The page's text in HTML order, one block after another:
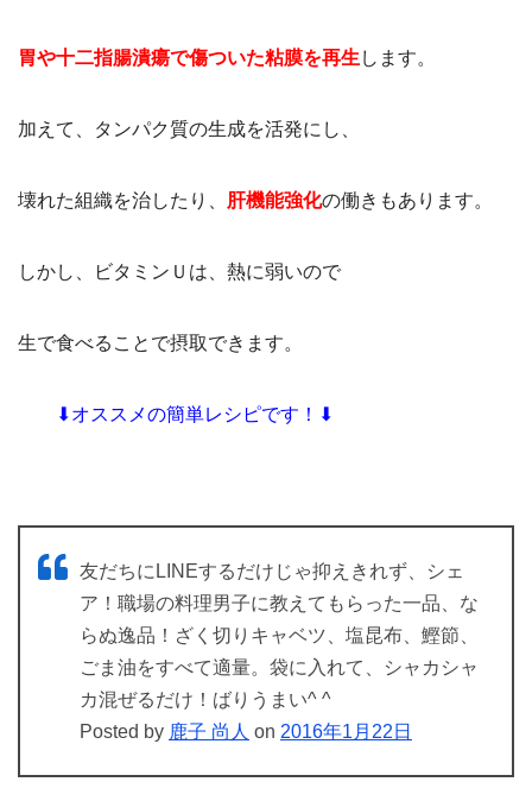
胃や十二指腸潰瘍で傷ついた粘膜を再生 します。
加えて、タンパク質の生成を活発にし、
壊れた組織を治したり、 肝機能強化の働きもあります。
しかし、ビタミンＵは、熱に弱いので
生で食べることで摂取できます。
⬇オススメの簡単レシピです！⬇
友だちにLINEするだけじゃ抑えきれず、シェ
ア！職場の料理男子に教えてもらった一品、な
らぬ逸品！ざく切りキャベツ、塩昆布、鰹節、
ごま油をすべて適量。袋に入れて、シャカシャ
カ混ぜるだけ！ばりうまい^ ^
Posted by 鹿子 尚人 on 2016年1月22日